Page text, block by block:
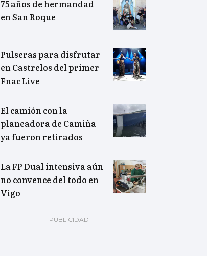
75 años de hermandad
en San Roque
Pulseras para disfrutar
en Castrelos del primer
Fnac Live
El camión con la
planeadora de Camiña
ya fueron retirados
La FP Dual intensiva aún
no convence del todo en
Vigo